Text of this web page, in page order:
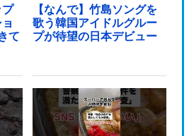
プ
て
【なんで】竹島ソングを
歌う韓国アイドルグルー
プが待望の日本デビュー